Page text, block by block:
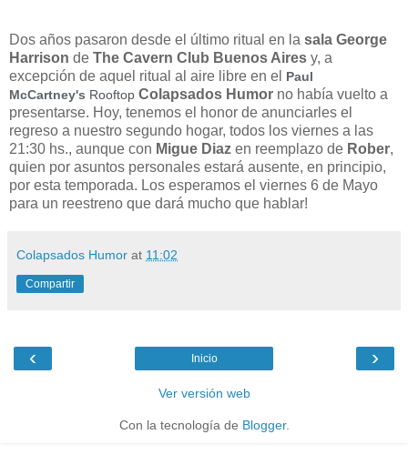
Dos años pasaron desde el último ritual en la sala George
Harrison de The Cavern Club Buenos Aires y, a
excepción de aquel ritual al aire libre en el Paul
McCartney's Rooftop Colapsados Humor no había vuelto a
presentarse. Hoy, tenemos el honor de anunciarles el
regreso a nuestro segundo hogar, todos los viernes a las
21:30 hs., aunque con Migue Diaz en reemplazo de Rober,
quien por asuntos personales estará ausente, en principio,
por esta temporada. Los esperamos el viernes 6 de Mayo
para un reestreno que dará mucho que hablar!
Colapsados Humor at 11:02
Compartir
‹ ›
Inicio
Ver versión web
Con la tecnología de Blogger.